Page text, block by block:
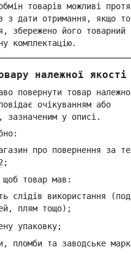
товарів можливі
з дати отримання, якщо
збережено його товарний
комплектацію.
належної якості
повернути товар
очікуванням або
зазначеним у описі.
про повернення за
;
щоб товар мав:
слідів використання
плям тощо);
упаковку;
пломби та заводське